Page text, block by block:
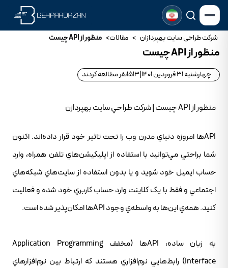
شرکت طراحی سایت بهپردازان > مقالات> منظور از API چيست
منظور از API چيست
چهارشنبه 31 فروردین 1401 1513نفر مطالعه کردند
منظور از API چيست | شرکت طراحي سايت بهپردازن
APIها امروزه دنياي مدرن وب را تحت تاثير خود قرار داده‌اند. اکنون
شما براحتي مي‌توانيد با استفاده از اپليکيشن‌هاي تلفن همراه، وارد
حساب ايميل خود شويد و يا بدون استفاده از سايت‌هاي شبکه‌هاي
اجتماعي و فقط با يک کلاينت وارد حساب کاربري خود شده و فعاليت
کنيد. همه‌ي اين‌ها به واسطه‌ي وجود APIها امکان‌پذير شده است.
به زبان ساده، APIها (مخفف Application Programming
Interface) رابط‌هايي نرم‌افزاري هستند که ارتباط بين نرم‌افزارهاي